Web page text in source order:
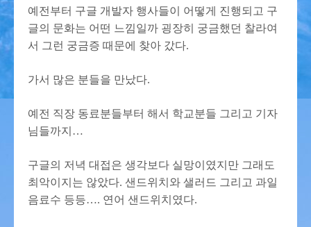
예전부터 구글 개발자 행사들이 어떻게 진행되고 구
글의 문화는 어떤 느낌일까 굉장히 궁금했던 찰라여
서 그런 궁금증 때문에 찾아 갔다.
가서 많은 분들을 만났다.
예전 직장 동료분들부터 해서 학교분들 그리고 기자
님들까지…
구글의 저녁 대접은 생각보다 실망이였지만 그래도
최악이지는 않았다. 샌드위치와 샐러드 그리고 과일
음료수 등등…. 연어 샌드위치였다.